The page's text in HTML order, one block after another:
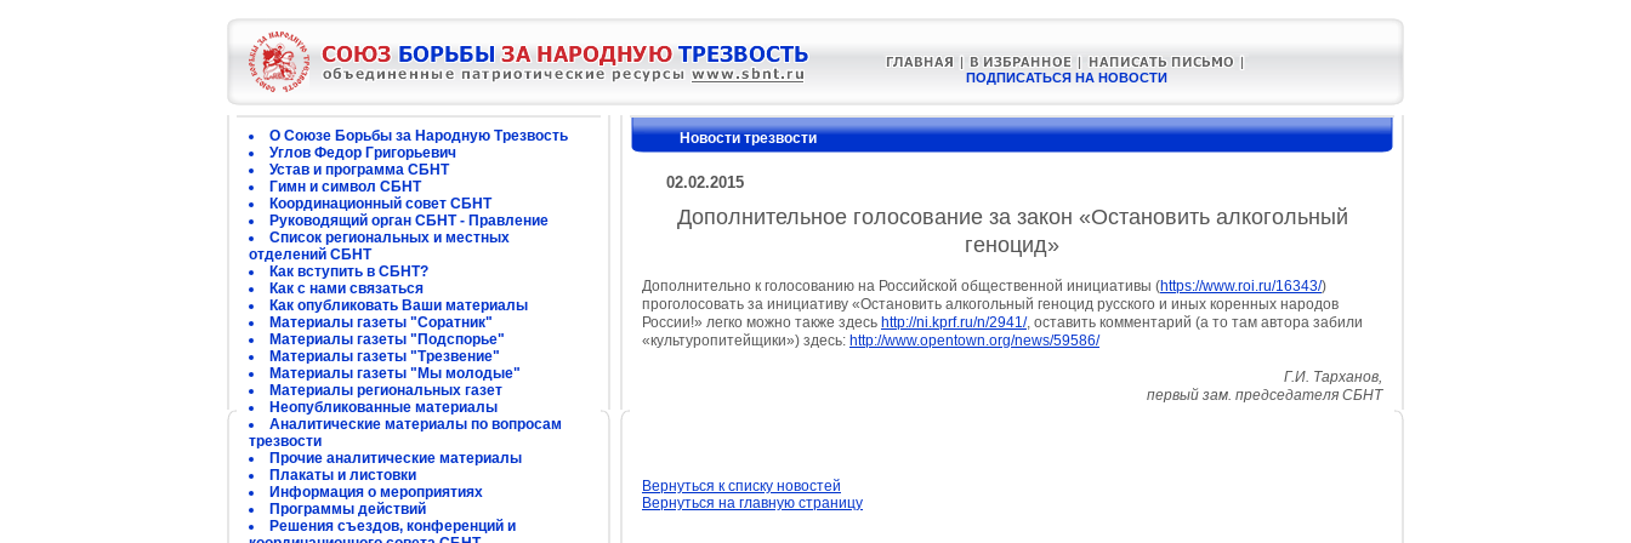
ПОДПИСАТЬСЯ НА НОВОСТИ
О Союзе Борьбы за Народную Трезвость
Углов Федор Григорьевич
Устав и программа СБНТ
Гимн и символ СБНТ
Координационный совет СБНТ
Руководящий орган СБНТ - Правление
Список региональных и местных
отделений СБНТ
Как вступить в СБНТ?
Как с нами связаться
Как опубликовать Ваши материалы
Материалы газеты "Соратник"
Материалы газеты "Подспорье"
Материалы газеты "Трезвение"
Материалы газеты "Мы молодые"
Материалы региональных газет
Неопубликованные материалы
Аналитические материалы по вопросам
трезвости
Прочие аналитические материалы
Плакаты и листовки
Информация о мероприятиях
Программы действий
Решения съездов, конференций и
Новости трезвости
02.02.2015
Дополнительное голосование за закон «Остановить алкогольный
геноцид»
Дополнительно к голосованию на Российской общественной инициативы (https://www.roi.ru/16343/)
проголосовать за инициативу «Остановить алкогольный геноцид русского и иных коренных народов
России!» легко можно также здесь http://ni.kprf.ru/n/2941/, оставить комментарий (а то там автора забили
«культуропитейщики») здесь: http://www.opentown.org/news/59586/
Г.И. Тарханов,
первый зам. председателя СБНТ
Вернуться к списку новостей
Вернуться на главную страницу